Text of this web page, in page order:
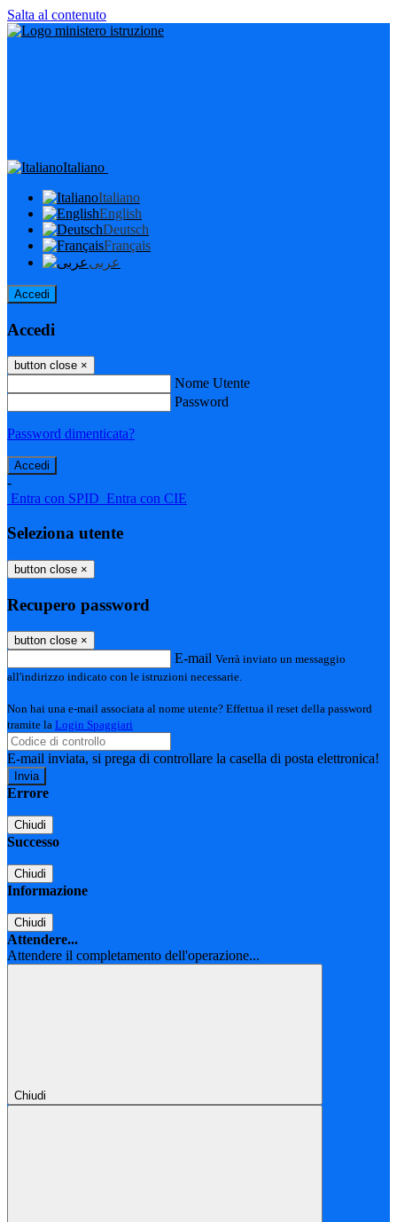
Salta al contenuto
Italiano
Italiano
English
Deutsch
Français
عربى
Accedi
Accedi
button close ×
Nome Utente
Password
Password dimenticata?
-
Entra con SPID Entra con CIE
Seleziona utente
button close ×
Recupero password
button close ×
E-mail Verrà inviato un messaggio
all'indirizzo indicato con le istruzioni necessarie.
Non hai una e-mail associata al nome utente? Effettua il reset della password
tramite la Login Spaggiari
E-mail inviata, si prega di controllare la casella di posta elettronica!
Errore
Chiudi
Successo
Chiudi
Informazione
Chiudi
Attendere...
Attendere il completamento dell'operazione...
Chiudi